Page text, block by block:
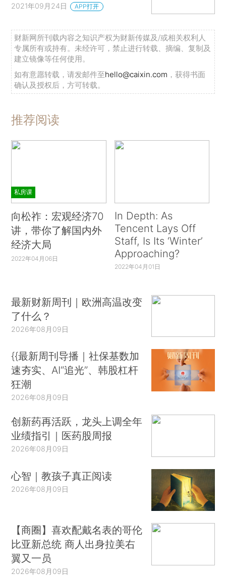
2021年09月24日 APP打开
财新网所刊载内容之知识产权为财新传媒及/或相关权利人
专属所有或持有。未经许可，禁止进行转载、摘编、复制及
建立镜像等任何使用。
如有意愿转载，请发邮件至hello@caixin.com ，获得书面
确认及授权后，方可转载。
推荐阅读
私房课
向松祚：宏观经济70
讲，带你了解国内外
经济大局
2022年04月06日
In Depth: As
Tencent Lays Off
Staff, Is Its ‘Winter’
Approaching?
2022年04月01日
最新财新周刊｜欧洲高温改变
了什么？
2026年08月09日
{{最新周刊导播｜社保基数加
速夯实、AI“追光”、韩股杠杆
狂潮
2026年08月09日
创新药再活跃，龙头上调全年
业绩指引｜医药股周报
2026年08月09日
心智｜教孩子真正阅读
2026年08月09日
【商圈】喜欢配戴名表的哥伦
比亚新总统 商人出身拉美右
翼又一员
2026年08月09日